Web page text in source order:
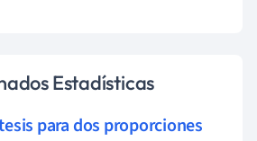
Estadísticas
para dos proporciones